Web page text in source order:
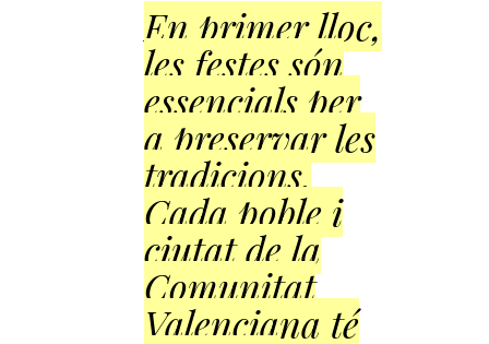
En primer lloc,
les festes són
essencials per
a preservar les
tradicions.
Cada poble i
ciutat de la
Comunitat
Valenciana té